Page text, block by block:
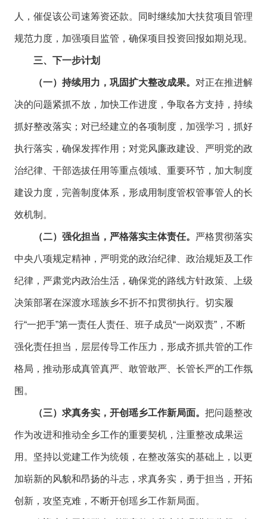
人，催促该公司速筹资还款。同时继续加大扶贫项目管理
规范力度，加强项目监管，确保项目投资回报如期兑现。
三、下一步计划
（一）持续用力，巩固扩大整改成果。 对正在推进解
决的问题紧抓不放，加快工作进度，争取各方支持，持续
抓好整改落实；对已经建立的各项制度，加强学习，抓好
执行落实，确保发挥作用；对党风廉政建设、严明党的政
治纪律、干部选拔任用等重点领域、重要环节，加大制度
建设力度，完善制度体系，形成用制度管权管事管人的长
效机制。
（二）强化担当，严格落实主体责任。 严格贯彻落实
中央八项规定精神，严明党的政治纪律、政治规矩及工作
纪律，严肃党内政治生活，确保党的路线方针政策、上级
决策部署在深渡水瑶族乡不折不扣贯彻执行。切实履
行“一把手”第一责任人责任、班子成员“一岗双责”，不断
强化责任担当，层层传导工作压力，形成齐抓共管的工作
格局，推动形成真管真严、敢管敢严、长管长严的工作氛
围。
（三）求真务实，开创瑶乡工作新局面。 把问题整改
作为改进和推动全乡工作的重要契机，注重整改成果运
用。坚持以党建工作为统领，在整改落实的基础上，以更
加崭新的风貌和昂扬的斗志，求真务实，勇于担当，开拓
创新，攻坚克难，不断开创瑶乡工作新局面。